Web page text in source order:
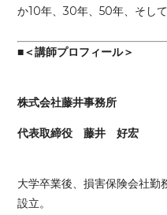
か10年、30年、50年、そし
■＜講師プロフィール＞
株式会社藤井事務所
代表取締役 藤井 好宏
大学卒業後、損害保険会社勤
設立。